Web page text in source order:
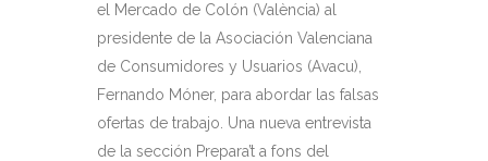
el Mercado de Colón (València) al
presidente de la Asociación Valenciana
de Consumidores y Usuarios (Avacu),
Fernando Móner, para abordar las falsas
ofertas de trabajo. Una nueva entrevista
de la sección Prepara’t a fons del